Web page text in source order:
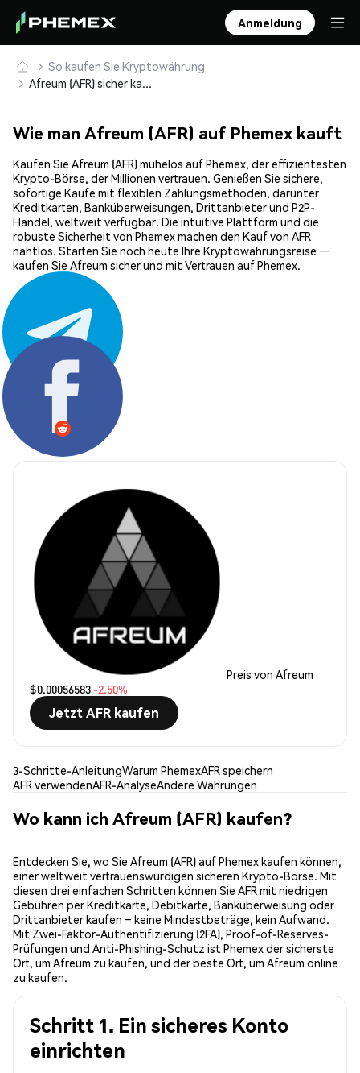
Anmeldung
So kaufen Sie Kryptowährung
Afreum (AFR) sicher kaufen und speichern
Wie man Afreum (AFR) auf Phemex kauft
Kaufen Sie Afreum (AFR) mühelos auf Phemex, der effizientesten
Krypto-Börse, der Millionen vertrauen. Genießen Sie sichere,
sofortige Käufe mit flexiblen Zahlungsmethoden, darunter
Kreditkarten, Banküberweisungen, Drittanbieter und P2P-
Handel, weltweit verfügbar. Die intuitive Plattform und die
robuste Sicherheit von Phemex machen den Kauf von AFR
nahtlos. Starten Sie noch heute Ihre Kryptowährungsreise —
kaufen Sie Afreum sicher und mit Vertrauen auf Phemex.
Teilen:
Preis von Afreum
$0.00056583 -2.50%
Jetzt AFR kaufen
3-Schritte-AnleitungWarum PhemexAFR speichern
AFR verwendenAFR-AnalyseAndere Währungen
Wo kann ich Afreum (AFR) kaufen?
Entdecken Sie, wo Sie Afreum (AFR) auf Phemex kaufen können,
einer weltweit vertrauenswürdigen sicheren Krypto-Börse. Mit
diesen drei einfachen Schritten können Sie AFR mit niedrigen
Gebühren per Kreditkarte, Debitkarte, Banküberweisung oder
Drittanbieter kaufen – keine Mindestbeträge, kein Aufwand.
Mit Zwei-Faktor-Authentifizierung (2FA), Proof-of-Reserves-
Prüfungen und Anti-Phishing-Schutz ist Phemex der sicherste
Ort, um Afreum zu kaufen, und der beste Ort, um Afreum online
zu kaufen.
Schritt 1. Ein sicheres Konto
einrichten